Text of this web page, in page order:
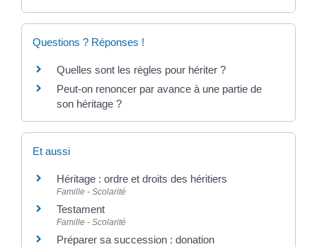
Questions ? Réponses !
Quelles sont les règles pour hériter ?
Peut-on renoncer par avance à une partie de
son héritage ?
Et aussi
Héritage : ordre et droits des héritiers
Famille - Scolarité
Testament
Famille - Scolarité
Préparer sa succession : donation